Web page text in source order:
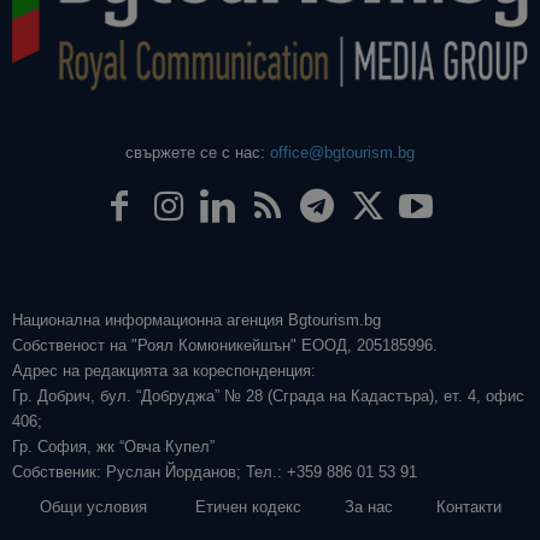
свържете се с нас: office@bgtourism.bg
Национална информационна агенция Bgtourism.bg
Собственост на "Роял Комюникейшън" ЕООД, 205185996.
Адрес на редакцията за кореспонденция:
Гр. Добрич, бул. “Добруджа” № 28 (Сграда на Кадастъра), ет. 4, офис
406;
Гр. София, жк “Овча Купел”
Собственик: Руслан Йорданов; Тел.: +359 886 01 53 91
Общи условия
Етичен кодекс За нас Контакти